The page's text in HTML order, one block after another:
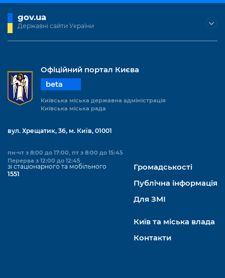
gov.ua
Державні сайти України
Офіційний портал Києва
beta
Київська міська державна адміністрація
Київська міська рада
вул. Хрещатик, 36, м. Київ, 01001
пн-чт з 8:00 до 17:00, пт з 8:00 до 15:45
Перерва з 12:00 до 12:45
зі стаціонарного та мобільного
1551
Громадськості
Публічна інформація
Для ЗМІ
Київ та міська влада
Контакти